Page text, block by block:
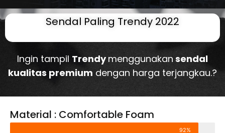
Sendal Paling Trendy 2022
Ingin tampil Trendymenggunakan sendal
kualitas premium dengan harga terjangkau.?
Material : Comfortable Foam
92%